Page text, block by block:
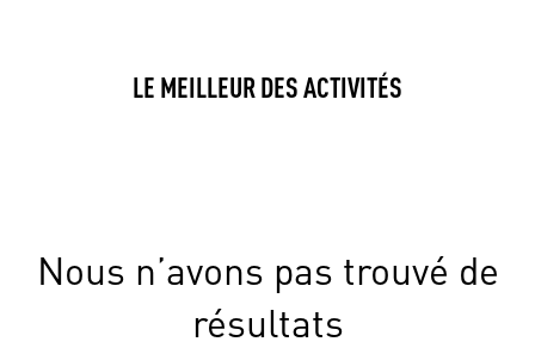
LE MEILLEUR DES ACTIVITÉS
Nous n’avons pas trouvé de
résultats